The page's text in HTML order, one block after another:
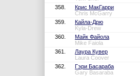
358.
Крис МакГарри
Chris McGarry
359.
Кайла-Дрю
Kyla-Drew
360.
Майк Файола
Mike Faiola
361.
Лаура Кувер
Laura Coover
362.
Гэри Басараба
Gary Basaraba